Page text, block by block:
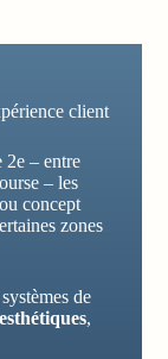
client
2e – entre
– les
concept
zones
de
,